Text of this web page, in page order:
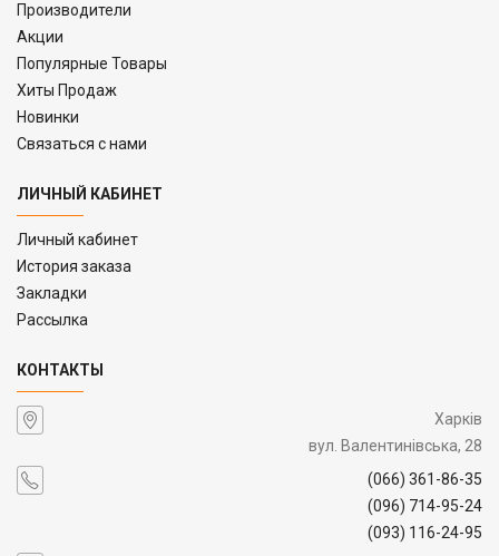
Производители
Акции
Популярные Товары
Хиты Продаж
Новинки
Связаться с нами
ЛИЧНЫЙ КАБИНЕТ
Личный кабинет
История заказа
Закладки
Рассылка
КОНТАКТЫ
Харків
вул. Валентинівська, 28
(066) 361-86-35
(096) 714-95-24
(093) 116-24-95